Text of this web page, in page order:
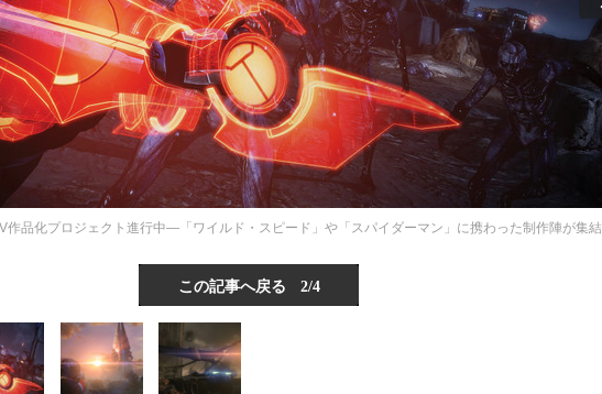
作品化プロジェクト進行中―「ワイルド・スピード」や「スパイダーマン」に携わった制作陣が集結
この記事へ戻る 2/4